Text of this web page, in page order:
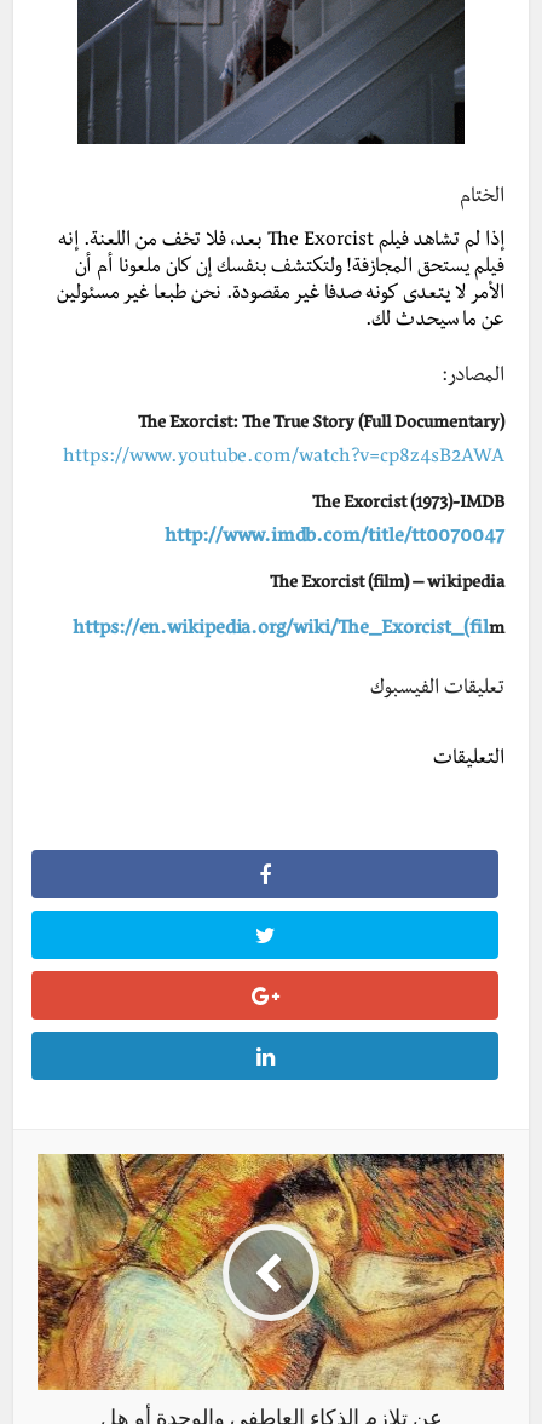
الختام
إذا لم تشاهد فيلم The Exorcist بعد، فلا تخف من اللعنة. إنه
فيلم يستحق المجازفة! ولتكتشف بنفسك إن كان ملعونا أم أن
الأمر لا يتعدى كونه صدفا غير مقصودة. نحن طبعا غير مسئولين
عن ما سيحدث لك.
المصادر:
The Exorcist: The True Story (Full Documentary)
https://www.youtube.com/watch?v=cp8z4sB2AWA
The Exorcist (1973)-IMDB
http://www.imdb.com/title/tt0070047
The Exorcist (film) – wikipedia
https://en.wikipedia.org/wiki/The_Exorcist_(film
تعليقات الفيسبوك
التعليقات
عن تلازم الذكاء العاطفي والوحدة أو هل